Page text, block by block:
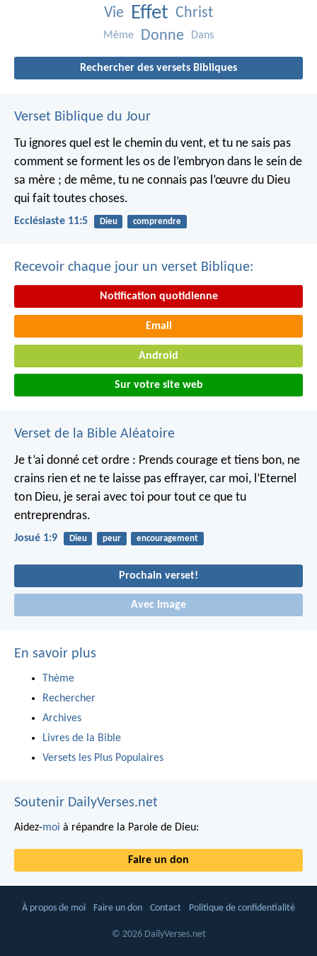
Vie Effet Christ
Même Donne Dans
Rechercher des versets Bibliques
Verset Biblique du Jour
Tu ignores quel est le chemin du vent, et tu ne sais pas
comment se forment les os de l’embryon dans le sein de
sa mère ; de même, tu ne connais pas l’œuvre du Dieu
qui fait toutes choses.
Ecclésiaste 11:5 Dieu comprendre
Recevoir chaque jour un verset Biblique:
Notification quotidienne
Email
Android
Sur votre site web
Verset de la Bible Aléatoire
Je t’ai donné cet ordre : Prends courage et tiens bon, ne
crains rien et ne te laisse pas effrayer, car moi, l’Eternel
ton Dieu, je serai avec toi pour tout ce que tu
entreprendras.
Josué 1:9 Dieu peur encouragement
Prochain verset!
Avec Image
En savoir plus
Thème
Rechercher
Archives
Livres de la Bible
Versets les Plus Populaires
Soutenir DailyVerses.net
Aidez-moi à répandre la Parole de Dieu:
Faire un don
À propos de moi Faire un don Contact Politique de confidentialité
© 2026 DailyVerses.net